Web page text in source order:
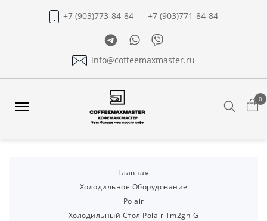
+7 (903)773-84-84
+7 (903)771-84-84
TelegramWhatsapp
Viber
info@coffeemaxmaster.ru
0
Главная
Холодильное Оборудование
Polair
Холодильный Стол Polair Tm2gn-G